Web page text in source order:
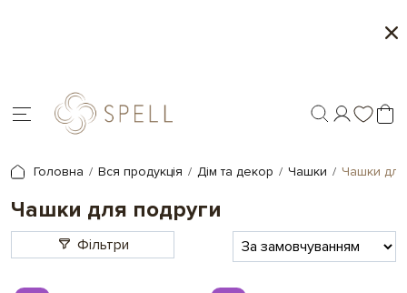
Головна Вся продукція Дім та декор Чашки Чашки
Чашки для подруги
Фільтри